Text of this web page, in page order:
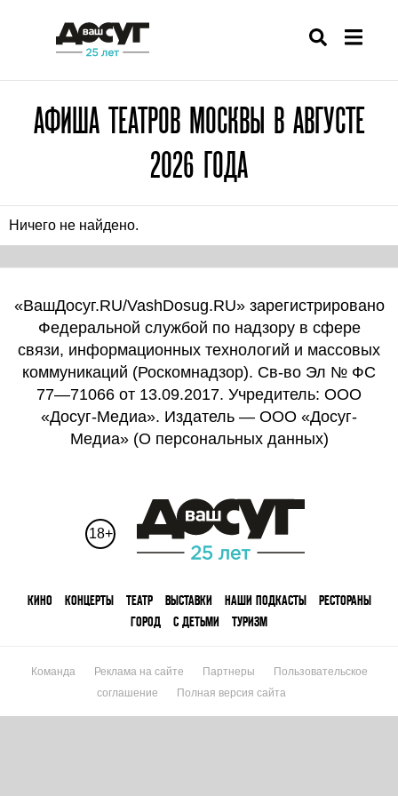
АФИША ТЕАТРОВ МОСКВЫ В АВГУСТЕ
2026 ГОДА
Ничего не найдено.
«ВашДосуг.RU/VashDosug.RU» зарегистрировано
Федеральной службой по надзору в сфере
связи, информационных технологий и массовых
коммуникаций (Роскомнадзор). Св-во Эл № ФС
77—71066 от 13.09.2017. Учредитель: ООО
«Досуг-Медиа». Издатель — ООО «Досуг-
Медиа» (О персональных данных)
18+
КИНО КОНЦЕРТЫ ТЕАТР ВЫСТАВКИ НАШИ ПОДКАСТЫ
РЕСТОРАНЫ
ГОРОД
С ДЕТЬМИ ТУРИЗМ
Команда Реклама на сайте Партнеры
Пользовательское
соглашение
Полная версия сайта